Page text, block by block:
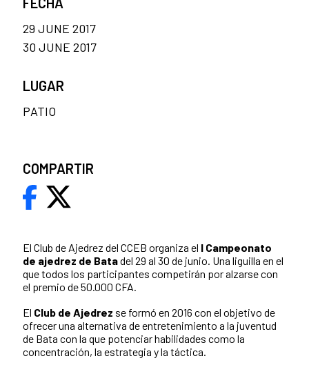
El Club de Ajedrez del CCEB organiza el I Campeonato
de ajedrez de Batadel 29 al 30 de junio. Una liguilla en el
que todos los participantes competirán por alzarse con
el premio de 50.000 CFA.
El Club de Ajedrez se formó en 2016 con el objetivo de
ofrecer una alternativa de entretenimiento a la juventud
de Bata con la que potenciar habilidades como la
concentración, la estrategia y la táctica.
29 JUNE 2017
30 JUNE 2017
LUGAR
PATIO
COMPARTIR